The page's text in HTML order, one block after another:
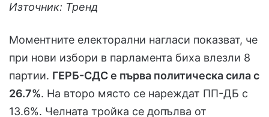
Източник: Тренд
Моментните електорални нагласи показват, че
при нови избори в парламента биха влезли 8
партии. ГЕРБ-СДС е първа политическа сила с
26.7%. На второ място се нареждат ПП-ДБ с
13.6%. Челната тройка се допълва от